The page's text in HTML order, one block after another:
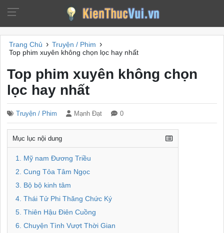
Trang Chủ › Truyện / Phim ›
Top phim xuyên không chọn lọc hay nhất
Top phim xuyên không chọn
lọc hay nhất
Truyện / Phim Mạnh Đạt 0
Mục lục nội dung
1. Mỹ nam Đương Triều
2. Cung Tỏa Tâm Ngọc
3. Bộ bộ kinh tâm
4. Thái Tử Phi Thăng Chức Ký
5. Thiên Hậu Điên Cuồng
6. Chuyện Tình Vượt Thời Gian